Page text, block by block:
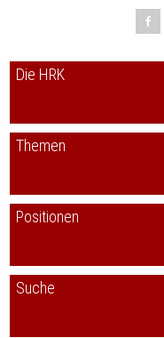
Die HRK
Themen
Positionen
Suche